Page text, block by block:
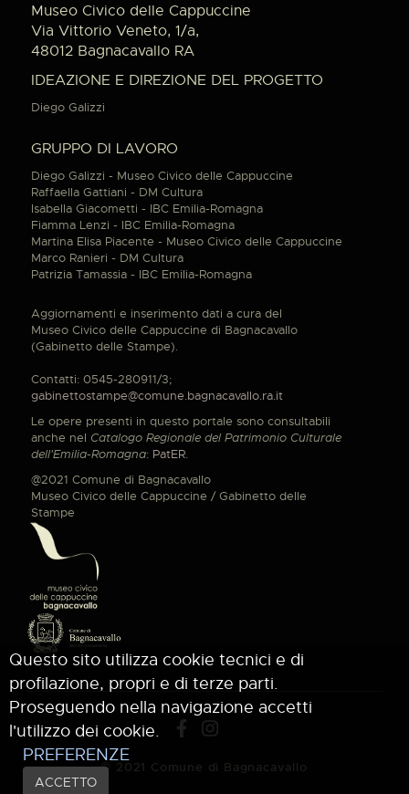
Museo Civico delle Cappuccine
Via Vittorio Veneto, 1/a,
48012 Bagnacavallo RA
IDEAZIONE E DIREZIONE DEL PROGETTO
Diego Galizzi
GRUPPO DI LAVORO
Diego Galizzi - Museo Civico delle Cappuccine
Raffaella Gattiani - DM Cultura
Isabella Giacometti - IBC Emilia-Romagna
Fiamma Lenzi - IBC Emilia-Romagna
Martina Elisa Piacente - Museo Civico delle Cappuccine
Marco Ranieri - DM Cultura
Patrizia Tamassia - IBC Emilia-Romagna
Aggiornamenti e inserimento dati a cura del
Museo Civico delle Cappuccine di Bagnacavallo
(Gabinetto delle Stampe).
Contatti: 0545-280911/3;
gabinettostampe@comune.bagnacavallo.ra.it
Le opere presenti in questo portale sono consultabili
anche nel Catalogo Regionale del Patrimonio Culturale
dell'Emilia-Romagna: PatER.
@2021 Comune di Bagnacavallo
Museo Civico delle Cappuccine / Gabinetto delle
Stampe
© 2021 Comune di Bagnacavallo
Questo sito utilizza cookie tecnici e di
profilazione, propri e di terze parti.
Proseguendo nella navigazione accetti
l'utilizzo dei cookie.
PREFERENZE
ACCETTO